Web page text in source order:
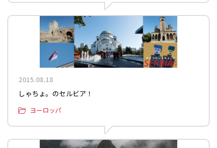
2015.08.18
しゃちょ。のセルビア！
ヨーロッパ